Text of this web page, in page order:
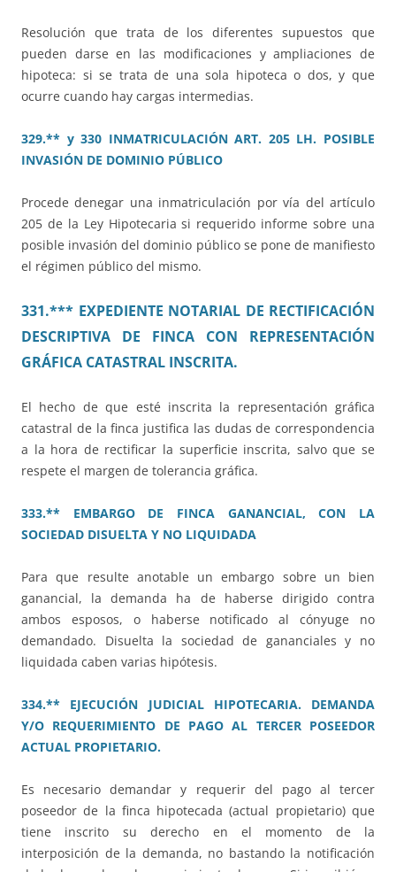
Resolución que trata de los diferentes supuestos que
pueden darse en las modificaciones y ampliaciones de
hipoteca: si se trata de una sola hipoteca o dos, y que
ocurre cuando hay cargas intermedias.
329.** y 330 INMATRICULACIÓN ART. 205 LH. POSIBLE
INVASIÓN DE DOMINIO PÚBLICO
Procede denegar una inmatriculación por vía del artículo
205 de la Ley Hipotecaria si requerido informe sobre una
posible invasión del dominio público se pone de manifiesto
el régimen público del mismo.
331.*** EXPEDIENTE NOTARIAL DE RECTIFICACIÓN
DESCRIPTIVA DE FINCA CON REPRESENTACIÓN
GRÁFICA CATASTRAL INSCRITA.
El hecho de que esté inscrita la representación gráfica
catastral de la finca justifica las dudas de correspondencia
a la hora de rectificar la superficie inscrita, salvo que se
respete el margen de tolerancia gráfica.
333.** EMBARGO DE FINCA GANANCIAL, CON LA
SOCIEDAD DISUELTA Y NO LIQUIDADA
Para que resulte anotable un embargo sobre un bien
ganancial, la demanda ha de haberse dirigido contra
ambos esposos, o haberse notificado al cónyuge no
demandado. Disuelta la sociedad de gananciales y no
liquidada caben varias hipótesis.
334.** EJECUCIÓN JUDICIAL HIPOTECARIA. DEMANDA
Y/O REQUERIMIENTO DE PAGO AL TERCER POSEEDOR
ACTUAL PROPIETARIO.
Es necesario demandar y requerir del pago al tercer
poseedor de la finca hipotecada (actual propietario) que
tiene inscrito su derecho en el momento de la
interposición de la demanda, no bastando la notificación